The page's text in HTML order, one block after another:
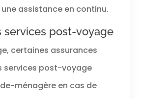
assistance en continu.
services post-voyage
certaines assurances
services post-voyage
ménagère en cas de